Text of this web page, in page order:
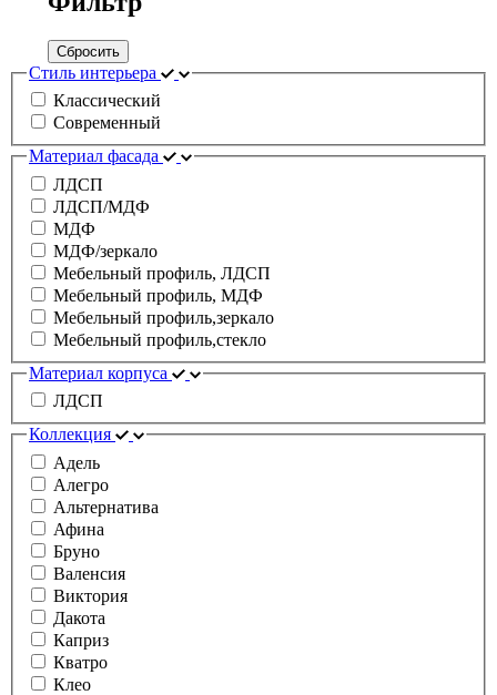
Сбросить
Стиль интерьера
Классический
Современный
Материал фасада
ЛДСП
ЛДСП/МДФ
МДФ
МДФ/зеркало
Мебельный профиль, ЛДСП
Мебельный профиль, МДФ
Мебельный профиль,зеркало
Мебельный профиль,стекло
Материал корпуса
ЛДСП
Коллекция
Адель
Алегро
Альтернатива
Афина
Бруно
Валенсия
Виктория
Дакота
Каприз
Кватро
Клео